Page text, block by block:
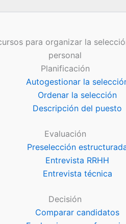
para organizar la
personal
Planificación
Autogestionar la
Ordenar la selección
Descripción del puesto
Evaluación
Preselección
Entrevista RRHH
Entrevista técnica
Decisión
Comparar candidatos